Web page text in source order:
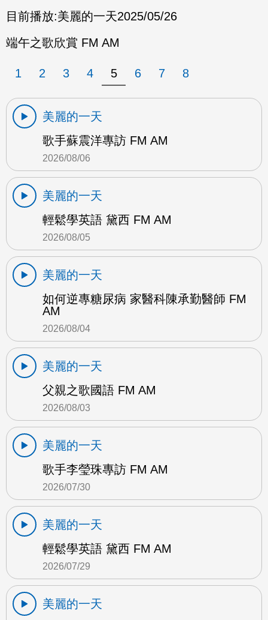
目前播放:美麗的一天2025/05/26
端午之歌欣賞 FM AM
1 2 3 4 5 6 7 8
美麗的一天
歌手蘇震洋專訪 FM AM
2026/08/06
美麗的一天
輕鬆學英語 黛西 FM AM
2026/08/05
美麗的一天
如何逆專糖尿病 家醫科陳承勤醫師 FM
AM
2026/08/04
美麗的一天
父親之歌國語 FM AM
2026/08/03
美麗的一天
歌手李瑩珠專訪 FM AM
2026/07/30
美麗的一天
輕鬆學英語 黛西 FM AM
2026/07/29
美麗的一天